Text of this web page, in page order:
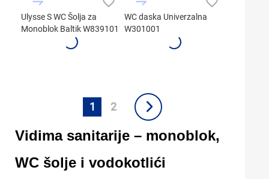
Ulysse S WC Šolja za
Monoblok Baltik W839101
WC daska Univerzalna
W301001
1 2
Vidima sanitarije – monoblok,
WC šolje i vodokotlići